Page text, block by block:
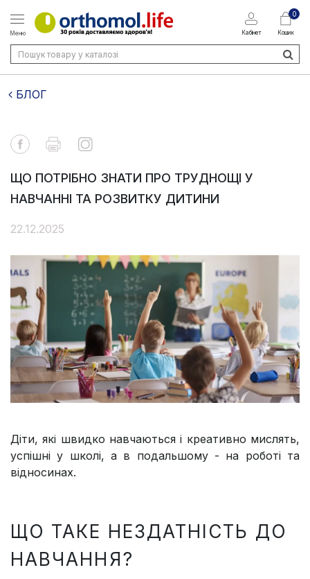
Меню Кабінет
0
Кошик
БЛОГ
ЩО ПОТРІБНО ЗНАТИ ПРО ТРУДНОЩІ У
НАВЧАННІ ТА РОЗВИТКУ ДИТИНИ
22.12.2025
Діти, які швидко навчаються і креативно мислять,
успішні у школі, а в подальшому - на роботі та
відносинах.
ЩО ТАКЕ НЕЗДАТНІСТЬ ДО
НАВЧАННЯ?